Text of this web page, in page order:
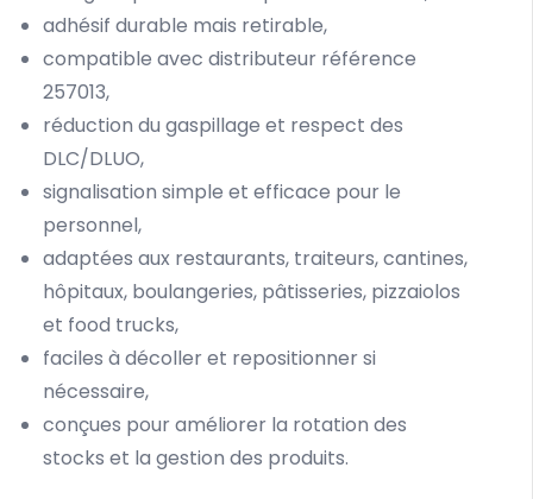
adhésif durable mais retirable,
compatible avec distributeur référence
257013,
réduction du gaspillage et respect des
DLC/DLUO,
signalisation simple et efficace pour le
personnel,
adaptées aux restaurants, traiteurs, cantines,
hôpitaux, boulangeries, pâtisseries, pizzaiolos
et food trucks,
faciles à décoller et repositionner si
nécessaire,
conçues pour améliorer la rotation des
stocks et la gestion des produits.